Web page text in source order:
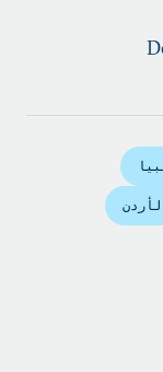
ولدى
الأميركية في
إلى ذلك،